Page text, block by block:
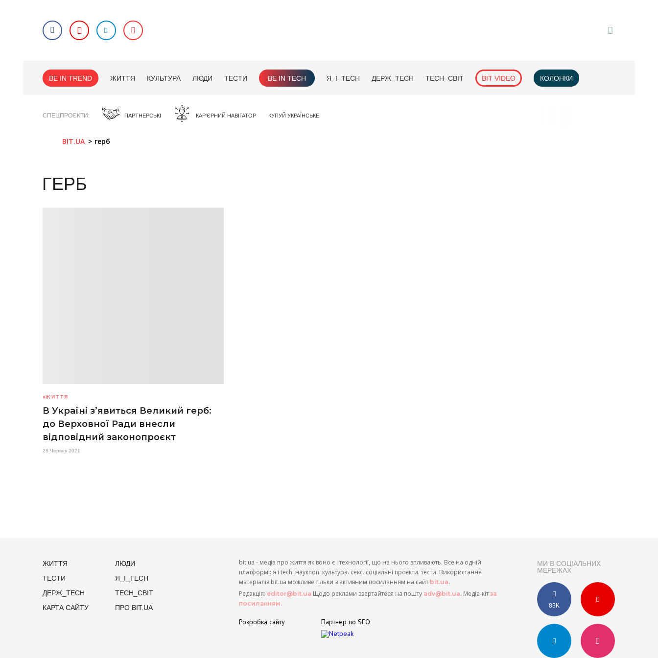
BE IN TREND ЖИТТЯ КУЛЬТУРА ЛЮДИ ТЕСТИ BE IN TECH Я_І_TECH ДЕРЖ_TECH TECH_СВІТ BIT VIDEO КОЛОНКИ
СПЕЦПРОЄКТИ ПАРТНЕРСЬКІ КАР'ЄРНИЙ НАВІГАТОР КУПУЙ УКРАЇНСЬКЕ
BIT.UA герб
ГЕРБ
ЖИТТЯ
В Україні з’явиться Великий герб:
до Верховної Ради внесли
відповідний законопроєкт
28 Червня 2021
ЖИТТЯ
ЛЮДИ
ТЕСТИ
Я_І_TECH
ДЕРЖ_TECH
TECH_СВІТ
КАРТА САЙТУ
ПРО BIT.UA
МИ В СОЦІАЛЬНИХ
МЕРЕЖАХ
83K
bit.ua - медіа про життя як воно є і технології, що на нього впливають. Все на одній
платформі: я і tech. наукпоп. культура. секс. соціальні проєкти. тести. Використання
матеріалів bit.ua можливе тільки з активним посиланням на сайт bit.ua.
Редакція: editor@bit.ua Щодо реклами звертайтеся на пошту adv@bit.ua. Медіа-кіт за
посиланням.
Розробка сайту Партнер по SEO